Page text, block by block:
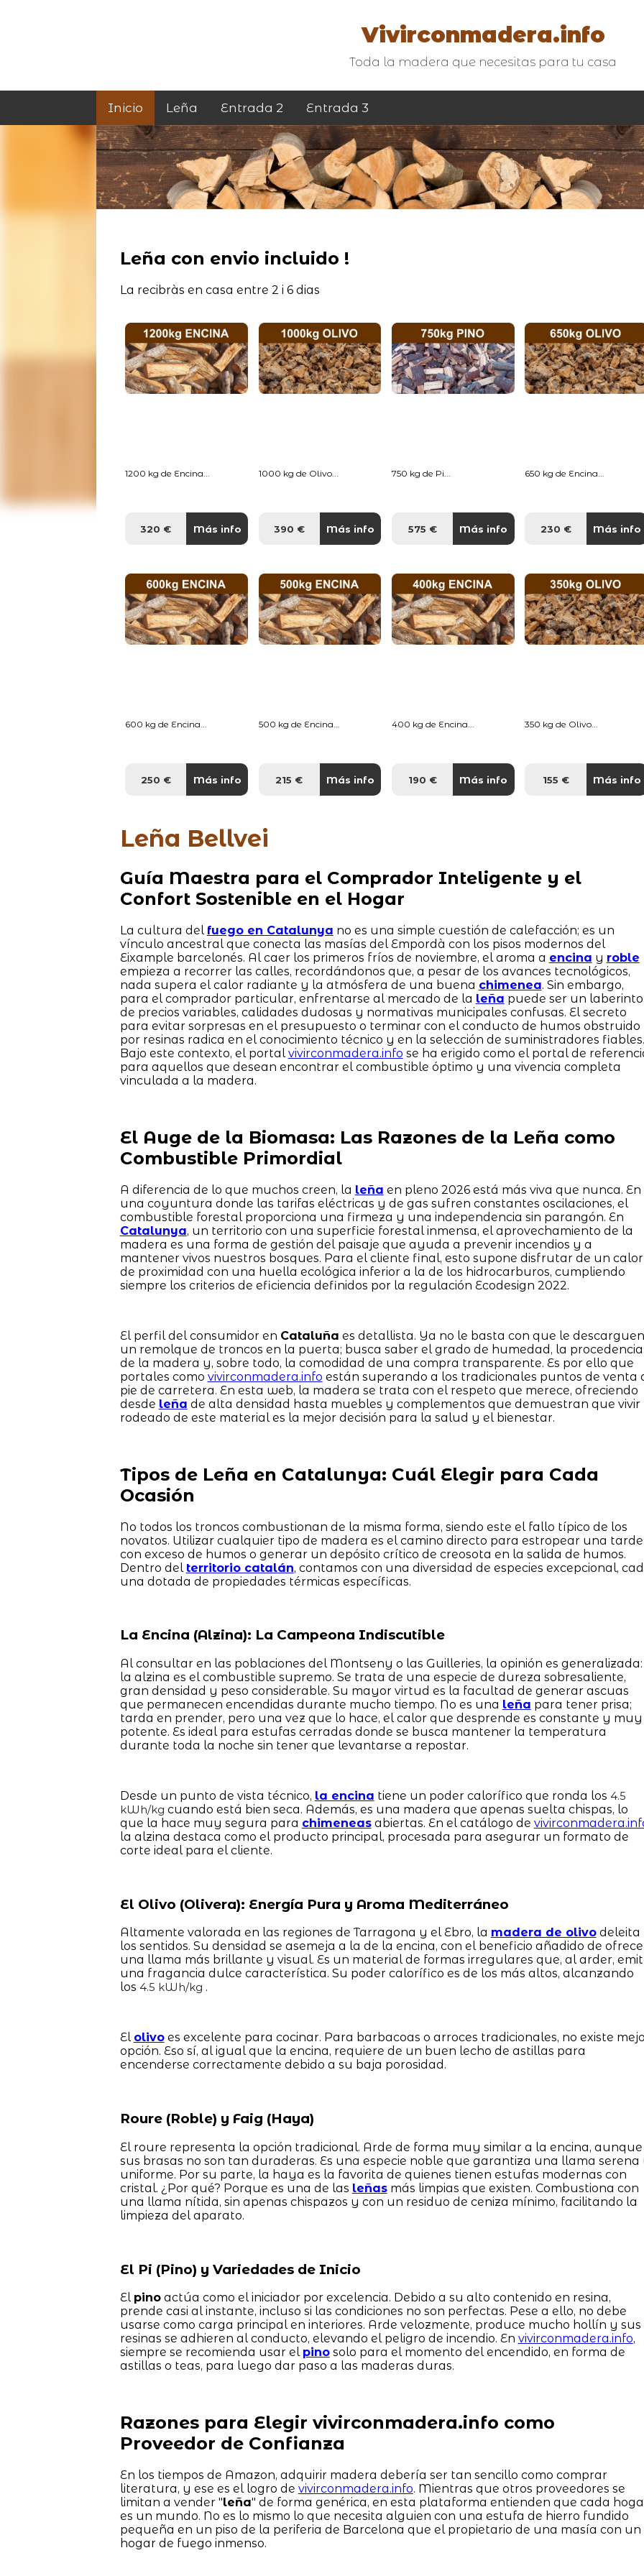
Vivirconmadera.info
Toda la madera que necesitas para tu casa
Inicio Leña Entrada 2 Entrada 3
Leña con envio incluido !
La recibràs en casa entre 2 i 6 dias
1200 kg de Encina...
320 € Más info
1000 kg de Olivo...
390 € Más info
750 kg de Pi...
575 € Más info
650 kg de Encina...
230 € Más info
600 kg de Encina...
250 € Más info
500 kg de Encina...
215 € Más info
400 kg de Encina...
190 € Más info
350 kg de Olivo...
155 € Más info
Leña Bellvei
Guía Maestra para el Comprador Inteligente y el
Confort Sostenible en el Hogar
La cultura del fuego en Catalunya no es una simple cuestión de calefacción; es un
vínculo ancestral que conecta las masías del Empordà con los pisos modernos del
Eixample barcelonés. Al caer los primeros fríos de noviembre, el aroma a encina y roble
empieza a recorrer las calles, recordándonos que, a pesar de los avances tecnológicos,
nada supera el calor radiante y la atmósfera de una buena chimenea. Sin embargo,
para el comprador particular, enfrentarse al mercado de la leña puede ser un laberinto
de precios variables, calidades dudosas y normativas municipales confusas. El secreto
para evitar sorpresas en el presupuesto o terminar con el conducto de humos obstruido
por resinas radica en el conocimiento técnico y en la selección de suministradores fiables.
Bajo este contexto, el portalvivirconmadera.info se ha erigido como el portal de
para aquellos que desean encontrar el combustible óptimo y una vivencia completa
vinculada a la madera.
El Auge de la Biomasa: Las Razones de la Leña como
Combustible Primordial
A diferencia de lo que muchos creen, la leña en pleno 2026 está más viva que nunca. En
una coyuntura donde las tarifas eléctricas y de gas sufren constantes oscilaciones, el
combustible forestal proporciona una firmeza y una independencia sin parangón. En
Catalunya, un territorio con una superficie forestal inmensa, el aprovechamiento de la
madera es una forma de gestión del paisaje que ayuda a prevenir incendios y a
mantener vivos nuestros bosques. Para el cliente final, esto supone disfrutar de un calor
de proximidad con una huella ecológica inferior a la de los hidrocarburos, cumpliendo
siempre los criterios de eficiencia definidos por la regulación Ecodesign 2022.
El perfil del consumidor en Cataluña es detallista. Ya no le basta con que le descarguen
un remolque de troncos en la puerta; busca saber el grado de humedad, la procedencia
de la madera y, sobre todo, la comodidad de una compra transparente. Es por ello que
portales como vivirconmadera.info están superando a los tradicionales puntos de venta
pie de carretera. En esta web, la madera se trata con el respeto que merece, ofreciendo
desde leña de alta densidad hasta muebles y complementos que demuestran que vivir
rodeado de este material es la mejor decisión para la salud y el bienestar.
Tipos de Leña en Catalunya: Cuál Elegir para Cada
Ocasión
No todos los troncos combustionan de la misma forma, siendo este el fallo típico de los
novatos. Utilizar cualquier tipo de madera es el camino directo para estropear una tarde
con exceso de humos o generar un depósito crítico de creosota en la salida de humos.
Dentro del territorio catalán, contamos con una diversidad de especies excepcional,
una dotada de propiedades térmicas específicas.
La Encina (Alzina): La Campeona Indiscutible
Al consultar en las poblaciones del Montseny o las Guilleries, la opinión es generalizada:
la alzina es el combustible supremo. Se trata de una especie de dureza sobresaliente,
gran densidad y peso considerable. Su mayor virtud es la facultad de generar ascuas
que permanecen encendidas durante mucho tiempo. No es una leña para tener prisa;
tarda en prender, pero una vez que lo hace, el calor que desprende es constante y muy
potente. Es ideal para estufas cerradas donde se busca mantener la temperatura
durante toda la noche sin tener que levantarse a repostar.
Desde un punto de vista técnico, la encina tiene un poder calorífico que ronda los 4.5
kWh/kg cuando está bien seca. Además, es una madera que apenas suelta chispas, lo
que la hace muy segura para chimeneasabiertas. En el catálogo de
la alzina destaca como el producto principal, procesada para asegurar un formato de
corte ideal para el cliente.
El Olivo (Olivera): Energía Pura y Aroma Mediterráneo
Altamente valorada en las regiones de Tarragona y el Ebro, la madera de olivodeleita
los sentidos. Su densidad se asemeja a la de la encina, con el beneficio añadido de
una llama más brillante y visual. Es un material de formas irregulares que, al arder,
una fragancia dulce característica. Su poder calorífico es de los más altos, alcanzando
los 4.5 kWh/kg .
El olivoes excelente para cocinar. Para barbacoas o arroces tradicionales, no existe
opción. Eso sí, al igual que la encina, requiere de un buen lecho de astillas para
encenderse correctamente debido a su baja porosidad.
Roure (Roble) y Faig (Haya)
El roure representa la opción tradicional. Arde de forma muy similar a la encina, aunque
sus brasas no son tan duraderas. Es una especie noble que garantiza una llama serena
uniforme. Por su parte, la haya es la favorita de quienes tienen estufas modernas con
cristal. ¿Por qué? Porque es una de las leñasmás limpias que existen. Combustiona con
una llama nítida, sin apenas chispazos y con un residuo de ceniza mínimo, facilitando la
limpieza del aparato.
El Pi (Pino) y Variedades de Inicio
El pinoactúa como el iniciador por excelencia. Debido a su alto contenido en resina,
prende casi al instante, incluso si las condiciones no son perfectas. Pese a ello, no debe
usarse como carga principal en interiores. Arde velozmente, produce mucho hollín y sus
resinas se adhieren al conducto, elevando el peligro de incendio. En vivirconmadera.info,
siempre se recomienda usar el pinosolo para el momento del encendido, en forma de
astillas o teas, para luego dar paso a las maderas duras.
Razones para Elegir vivirconmadera.info como
Proveedor de Confianza
En los tiempos de Amazon, adquirir madera debería ser tan sencillo como comprar
literatura, y ese es el logro de vivirconmadera.info. Mientras que otros proveedores se
limitan a vender "leña" de forma genérica, en esta plataforma entienden que cada
es un mundo. No es lo mismo lo que necesita alguien con una estufa de hierro fundido
pequeña en un piso de la periferia de Barcelona que el propietario de una masía con un
hogar de fuego inmenso.